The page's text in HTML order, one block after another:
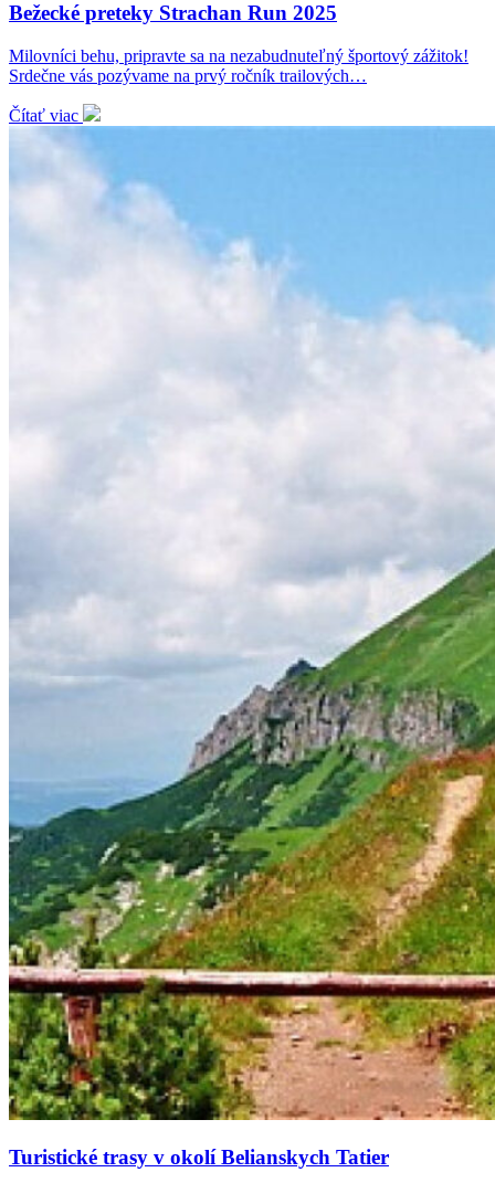
Bežecké preteky Strachan Run 2025
Milovníci behu, pripravte sa na nezabudnuteľný športový zážitok!
Srdečne vás pozývame na prvý ročník trailových…
Čítať viac
Turistické trasy v okolí Belianskych Tatier